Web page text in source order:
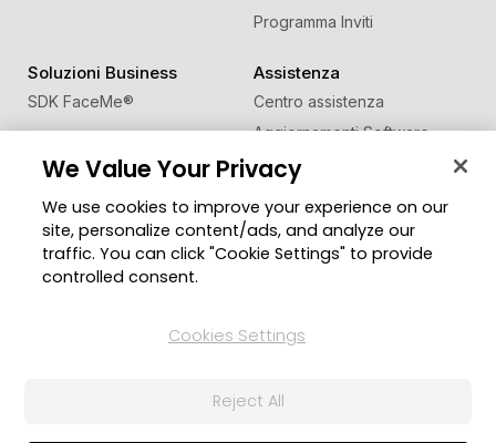
Programma Inviti
Soluzioni Business
SDK FaceMe®
Assistenza
Centro assistenza
Aggiornamenti Software
Centro Apprendimento
Comunità
Zona Utenti
Blog
Cambia regione
© 2026 CyberLink Corp. Tutti i diritti riservati.
We Value Your Privacy
We use cookies to improve your experience on our
site, personalize content/ads, and analyze our
traffic. You can click "Cookie Settings" to provide
controlled consent.
Cookies Settings
Reject All